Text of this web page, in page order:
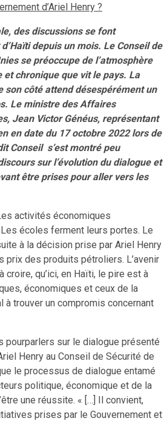
d’Ariel Henry ?
des discussions se font
depuis un mois. Le Conseil de
se préoccupe de l’atmosphère
chronique que vit le pays. La
son côté attend désespérément un
Le ministre des Affaires
Jean Victor Généus, représentant
en date du 17 octobre 2022 lors de
Conseil s’est montré peu
sur l’évolution du dialogue et
être prises pour aller vers les
activités économiques
écoles ferment leurs portes. Le
à la décision prise par Ariel Henry
prix des produits pétroliers. L’avenir
croire, qu’ici, en Haïti, le pire est à
économiques et ceux de la
à trouver un compromis concernant
pourparlers sur le dialogue présenté
Henry au Conseil de Sécurité de
le processus de dialogue entamé
politique, économique et de la
une réussite. « […] Il convient,
prises par le Gouvernement et